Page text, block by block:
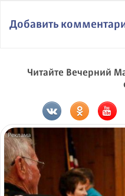
Добавить
Читайте Вечерний